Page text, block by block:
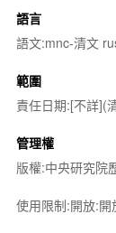
語言
語文:mnc-清文
範圍
責任日期:[不詳](
管理權
版權:中央研究院
使用限制:開放:開